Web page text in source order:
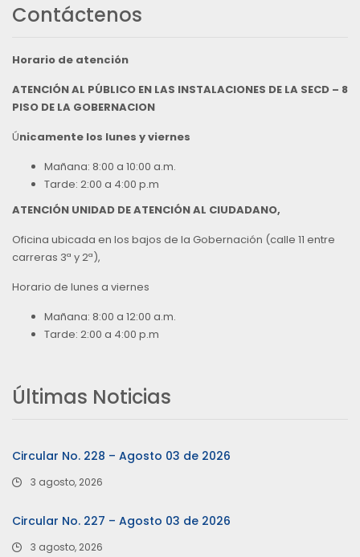
Contáctenos
Horario de atención
ATENCIÓN AL PÚBLICO EN LAS INSTALACIONES DE LA SECD – 8
PISO DE LA GOBERNACION
Únicamente los lunes y viernes
Mañana: 8:00 a 10:00 a.m.
Tarde: 2:00 a 4:00 p.m
ATENCIÓN UNIDAD DE ATENCIÓN AL CIUDADANO,
Oficina ubicada en los bajos de la Gobernación (calle 11 entre
carreras 3ª y 2ª),
Horario de lunes a viernes
Mañana: 8:00 a 12:00 a.m.
Tarde: 2:00 a 4:00 p.m
Últimas Noticias
Circular No. 228 – Agosto 03 de 2026
3 agosto, 2026
Circular No. 227 – Agosto 03 de 2026
3 agosto, 2026